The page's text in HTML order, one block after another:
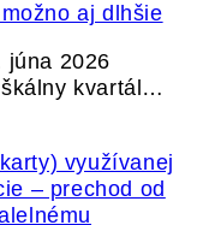
aj dlhšie
júna 2026
kvartál…